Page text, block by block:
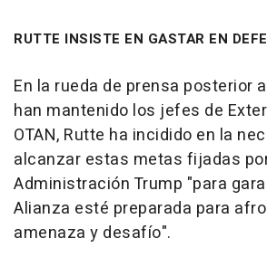
RUTTE INSISTE EN GASTAR EN
En la rueda de prensa posterior
han mantenido los jefes de
OTAN, Rutte ha incidido en la
alcanzar estas metas fijadas
Administración Trump "para
Alianza esté preparada para
amenaza y desafío".